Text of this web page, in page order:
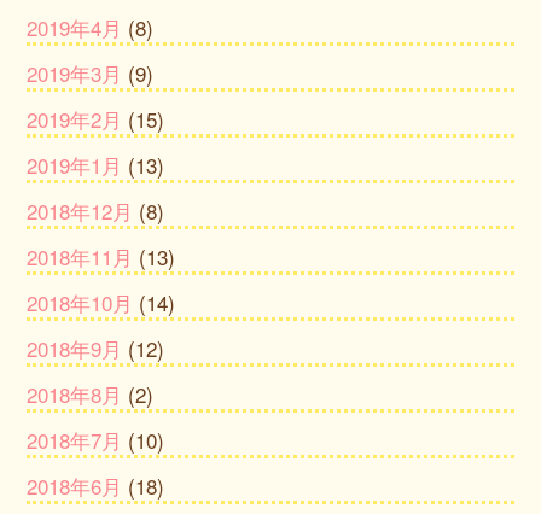
2019年4月 (8)
2019年3月 (9)
2019年2月 (15)
2019年1月 (13)
2018年12月 (8)
2018年11月 (13)
2018年10月 (14)
2018年9月 (12)
2018年8月 (2)
2018年7月 (10)
2018年6月 (18)